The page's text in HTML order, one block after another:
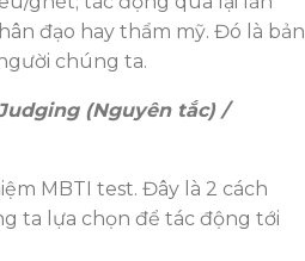
đạo hay thẩm mỹ. Đó là bản
chúng ta.
(Nguyên tắc) /
MBTI test. Đây là 2 cách
ta lựa chọn để tác động tới